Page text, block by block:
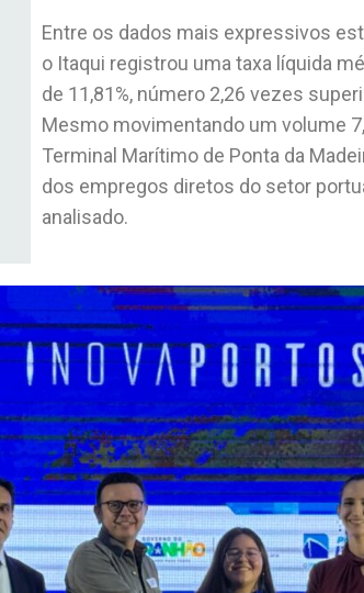
Entre os dados mais expressivos
o Itaqui registrou uma taxa líquida
de 11,81%, número 2,26 vezes
Mesmo movimentando um volume
Terminal Marítimo de Ponta da
dos empregos diretos do setor
analisado.